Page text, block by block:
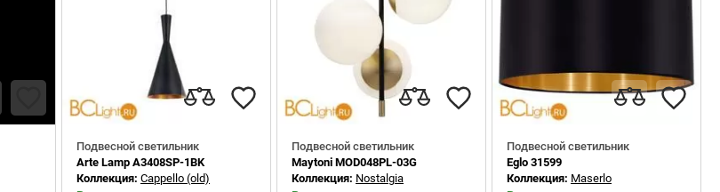
Подвесной светильник
Arte Lamp A3408SP-1BK
Коллекция: Cappello (old)
Подвесной светильник
Maytoni MOD048PL-03G
Коллекция: Nostalgia
Подвесной светильник
Eglo 31599
Коллекция: Maserlo